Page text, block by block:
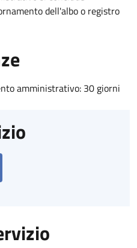
dell'albo o registro
amministrativo: 30 giorni